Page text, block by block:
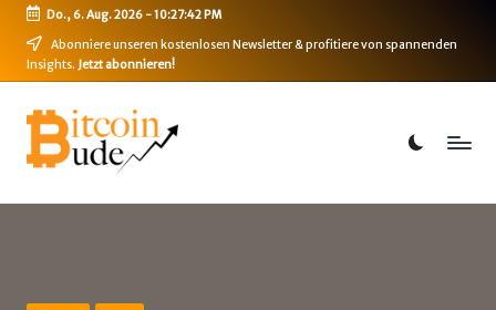
Skip
Do., 6. Aug. 2026-10:27:42 PM
Abonniere unseren kostenlosen Newsletter & profitiere von spannenden
Insights. Jetzt abonnieren!
B
i
t
Bitcoin,
Ethereum,
DeFi